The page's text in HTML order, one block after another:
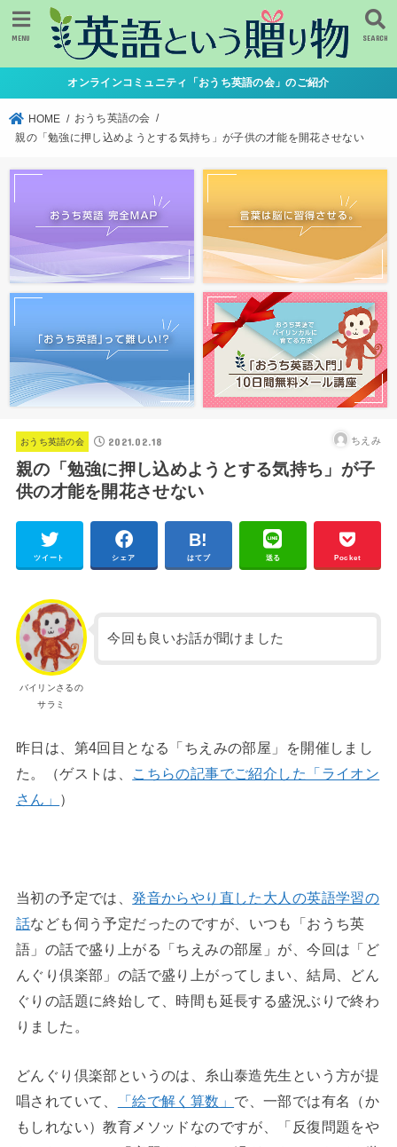
SEARCH
MENU
オンラインコミュニティ「おうち英語の会」のご紹介
HOME
おうち英語の会
親の「勉強に押し込めようとする気持ち」が子供の才能を開花させない
おうち英語の会 2021.02.18 ちえみ
親の「勉強に押し込めようとする気持ち」が子
供の才能を開花させない
ツイート シェア はてブ 送る Pocket
バイリンさるの
サラミ
今回も良いお話が聞けました
昨日は、第4回目となる「ちえみの部屋」を開催しまし
た。（ゲストは、 こちらの記事でご紹介した「ライオン
さん」
）
当初の予定では、発音からやり直した大人の英語学習の
話なども伺う予定だったのですが、いつも「おうち英
語」の話で盛り上がる「ちえみの部屋」が、今回は「ど
んぐり倶楽部」の話で盛り上がってしまい、結局、どん
ぐりの話題に終始して、時間も延長する盛況ぶりで終わ
りました。
どんぐり倶楽部というのは、糸山泰造先生という方が提
唱されていて、
「絵で解く算数」 で、一部では有名（か
もしれない）教育メソッドなのですが、「反復問題をや